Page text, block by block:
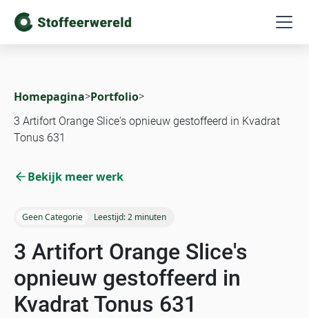
Homepagina>Portfolio>
3 Artifort Orange Slice's opnieuw gestoffeerd in Kvadrat
Tonus 631
Bekijk meer werk
Geen Categorie Leestijd:2 minuten
3 Artifort Orange Slice's
opnieuw gestoffeerd in
Kvadrat Tonus 631